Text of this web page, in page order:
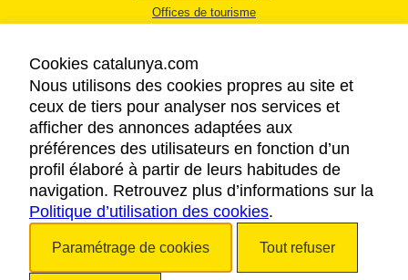
Offices de tourisme
MENTIONS LÉGALES
RÈGLES DE CONFIDENTIALITÉ
COOKIES
ACCESSIBILITÉ
Cookies catalunya.com
Nous utilisons des cookies propres au site et
ceux de tiers pour analyser nos services et
afficher des annonces adaptées aux
préférences des utilisateurs en fonction d’un
profil élaboré à partir de leurs habitudes de
navigation. Retrouvez plus d’informations sur la
Politique d’utilisation des cookies.
Paramétrage de cookies Tout refuser